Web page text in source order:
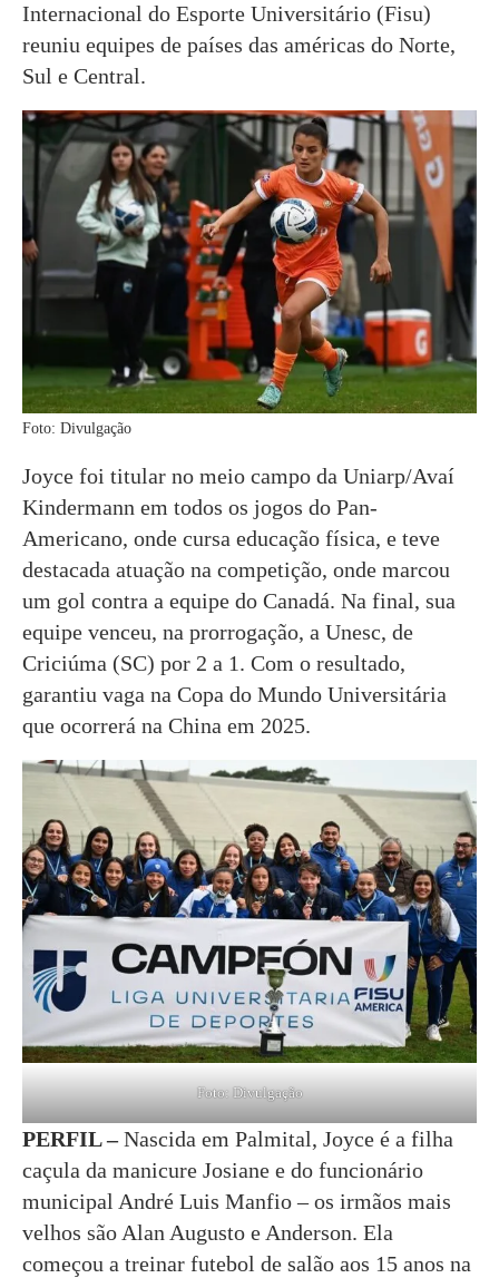
Internacional do Esporte Universitário (Fisu)
reuniu equipes de países das américas do Norte,
Sul e Central.
Foto: Divulgação
Joyce foi titular no meio campo da Uniarp/Avaí
Kindermann em todos os jogos do Pan-
Americano, onde cursa educação física, e teve
destacada atuação na competição, onde marcou
um gol contra a equipe do Canadá. Na final, sua
equipe venceu, na prorrogação, a Unesc, de
Criciúma (SC) por 2 a 1. Com o resultado,
garantiu vaga na Copa do Mundo Universitária
que ocorrerá na China em 2025.
Foto: Divulgação
PERFIL –Nascida em Palmital, Joyce é a filha
caçula da manicure Josiane e do funcionário
municipal André Luis Manfio – os irmãos mais
velhos são Alan Augusto e Anderson. Ela
começou a treinar futebol de salão aos 15 anos na